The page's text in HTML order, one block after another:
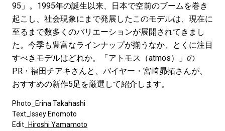
95」。1995年の誕生以来、日本で空前のブームを巻き
起こし、社会現象にまで発展したこのモデルは、現在に
至るまで数多くのバリエーションが展開されてきまし
た。今季も豊富なラインナップが揃うなか、とくに注目
すべきモデルはどれか。「アトモス（atmos）」の
PR・福田チアキさんと、バイヤー・宮﨑昴拓さんが、
おすすめの新作5足を厳選して紹介します。
Photo_Erina Takahashi
Text_Issey Enomoto
Edit_ Hiroshi Yamamoto